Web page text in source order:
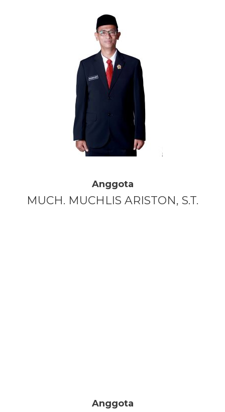
Anggota
MUCH. MUCHLIS ARISTON, S.T.
Anggota